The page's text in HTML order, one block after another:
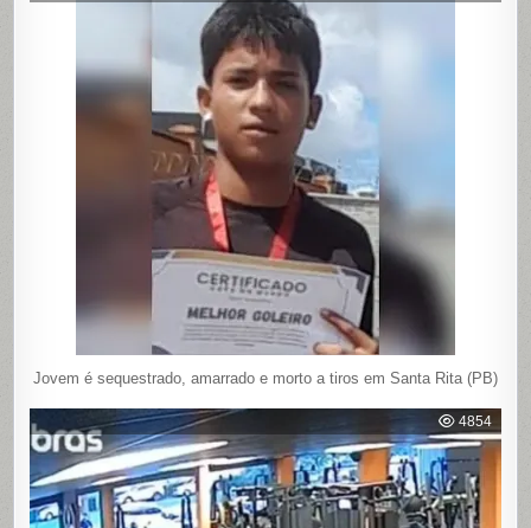
Jovem é sequestrado, amarrado e morto a tiros em Santa Rita (PB)
4854